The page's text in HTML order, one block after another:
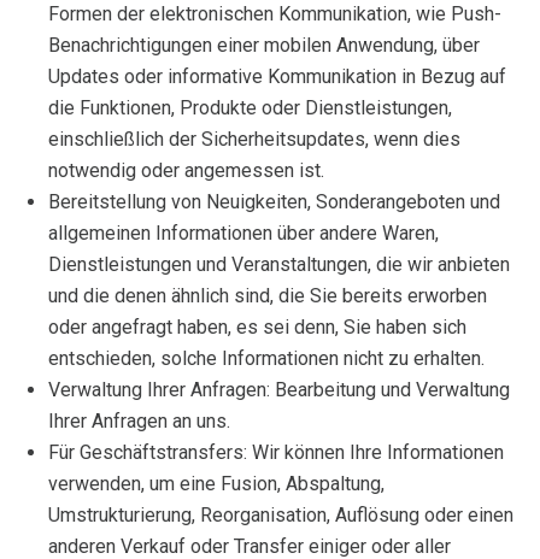
Formen der elektronischen Kommunikation, wie Push-
Benachrichtigungen einer mobilen Anwendung, über
Updates oder informative Kommunikation in Bezug auf
die Funktionen, Produkte oder Dienstleistungen,
einschließlich der Sicherheitsupdates, wenn dies
notwendig oder angemessen ist.
Bereitstellung von Neuigkeiten, Sonderangeboten und
allgemeinen Informationen über andere Waren,
Dienstleistungen und Veranstaltungen, die wir anbieten
und die denen ähnlich sind, die Sie bereits erworben
oder angefragt haben, es sei denn, Sie haben sich
entschieden, solche Informationen nicht zu erhalten.
Verwaltung Ihrer Anfragen: Bearbeitung und Verwaltung
Ihrer Anfragen an uns.
Für Geschäftstransfers: Wir können Ihre Informationen
verwenden, um eine Fusion, Abspaltung,
Umstrukturierung, Reorganisation, Auflösung oder einen
anderen Verkauf oder Transfer einiger oder aller